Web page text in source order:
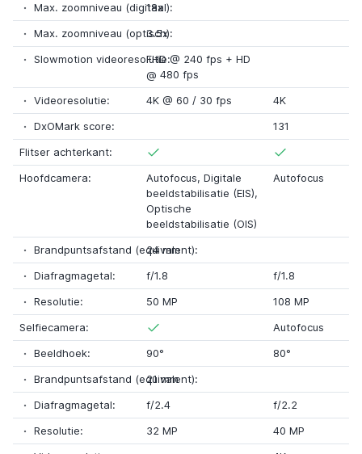
Max. zoomniveau (digitaal):
18x
Max. zoomniveau (optisch):
3.5x
Slowmotion videoresolutie:FHD @ 240 fps + HD
@ 480 fps
Videoresolutie:
4K @ 60 / 30 fps
4K
DxOMark score:
131
Flitser achterkant:
Hoofdcamera:
Autofocus, Digitale
beeldstabilisatie (EIS),
Optische
beeldstabilisatie (OIS)
Autofocus
Brandpuntsafstand (equivalent):
24 mm
Diafragmagetal:
f/1.8
f/1.8
Resolutie:
50 MP
108 MP
Selfiecamera:
Autofocus
Beeldhoek:
90°
80°
Brandpuntsafstand (equivalent):
21 mm
Diafragmagetal:
f/2.4
f/2.2
Resolutie:
32 MP
40 MP